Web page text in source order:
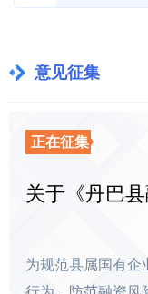
意见征集
正在征集
为规范县属国有企